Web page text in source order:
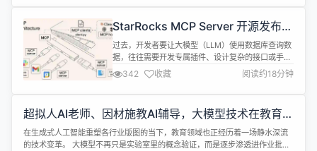
脑科学等前沿科技展开了深入的讨论。 张朝阳在讨论
括人形机器人，脑科学。他认为，目前正是一个比特
与分子、原子交汇的时代，...
StarRocks MCP Server 开源发布：
为 AI 应用提供强大分析中枢
过去，开发者要让大模型（LLM）使用数据库查询数
据，往往需要开发专属插件、设计复杂的接口或手动
构建 Prompt，这不仅费时费力，而且很难在不同模
型之间复用。StarRocks MCP Server 提供了一个
“通用适配器”接口，让各种 LLM（如 Claude、
使得模型能够直接执行 SQL ...
342 收藏 阅读约18分钟
超拟人AI老师、因材施教AI辅导，大模型技术在教育中
能做好哪些事？
在生成式人工智能重塑各行业版图的当下，教育领域也正经历着一场静水深流
的技术变革。 大模型不再只是实验室里的概念验证，而是逐步渗透进作业批